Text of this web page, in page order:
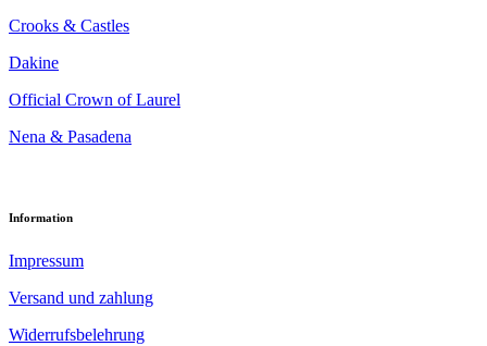
Crooks & Castles
Dakine
Official Crown of Laurel
Nena & Pasadena
Information
Impressum
Versand und zahlung
Widerrufsbelehrung